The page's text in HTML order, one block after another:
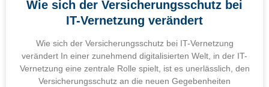
Wie sich der Versicherungsschutz bei
IT-Vernetzung verändert
Wie sich der Versicherungsschutz bei IT-Vernetzung
verändert In einer zunehmend digitalisierten Welt, in der IT-
Vernetzung eine zentrale Rolle spielt, ist es unerlässlich, den
Versicherungsschutz an die neuen Gegebenheiten